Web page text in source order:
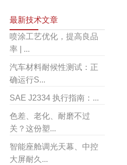
最新技术文章
喷涂工艺优化，提高良品
率 | ...
汽车材料耐候性测试：正
确运行S...
SAE J2334 执行指南：...
色差、老化、耐磨不过
关？这份塑...
智能座舱调光天幕、中控
大屏耐久...